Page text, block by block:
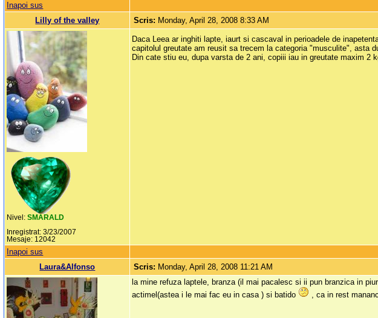
Inapoi sus
Lilly of the valley
Scris: Monday, April 28, 2008 8:33 AM
Nivel:SMARALD
Inregistrat: 3/23/2007
Mesaje: 12042
Daca Leea ar inghiti lapte, iaurt si cascaval in perioadele de
capitolul greutate am reusit sa trecem la categoria "musculite", asta
Din cate stiu eu, dupa varsta de 2 ani, copiii iau in greutate maxim 2
Inapoi sus
Laura&Alfonso
Scris: Monday, April 28, 2008 11:21 AM
la mine refuza laptele, branza (il mai pacalesc si ii pun branzica in
actimel(astea i le mai fac eu in casa ) si batido
, ca in rest